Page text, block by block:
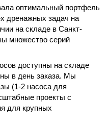
оптимальный портфель
дренажных задач на
на складе в Санкт-
множество серий
доступны на складе
в день заказа. Мы
(1-2 насоса для
проекты с
для крупных